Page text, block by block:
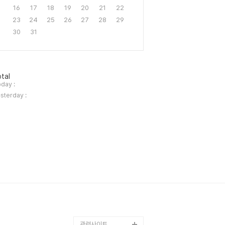
16
17 18 19 20 21
22
23
24 25 26 27 28
29
30
31
:
: